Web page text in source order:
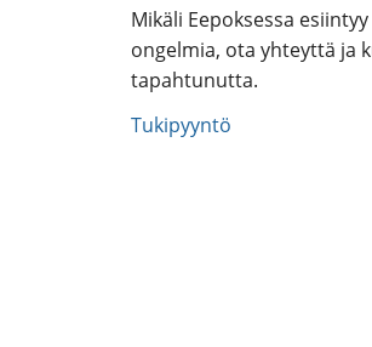
Mikäli Eepoksessa
ongelmia, ota yhteyttä ja
tapahtunutta.
Tukipyyntö